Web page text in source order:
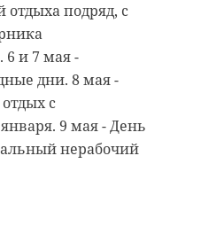
отдыха подряд, с
и 7 мая -
дни. 8 мая -
с
9 мая - День
нерабочий
родилась 18
в Пензенской
училище в
и до войны
начальных
в мае
недели
многодневный